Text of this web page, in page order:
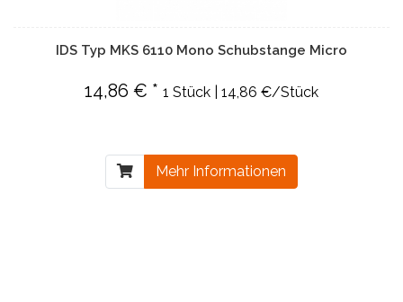
IDS Typ MKS 6110 Mono Schubstange Micro
14,86 € * 1 Stück | 14,86 €/Stück
Mehr Informationen